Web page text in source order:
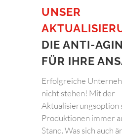
UNSER
DIE ANTI-
FÜR IHRE
Erfolgreiche
nicht stehen! Mit der
Aktualisierungsoption
Produktionen immer
Stand. Was sich auch